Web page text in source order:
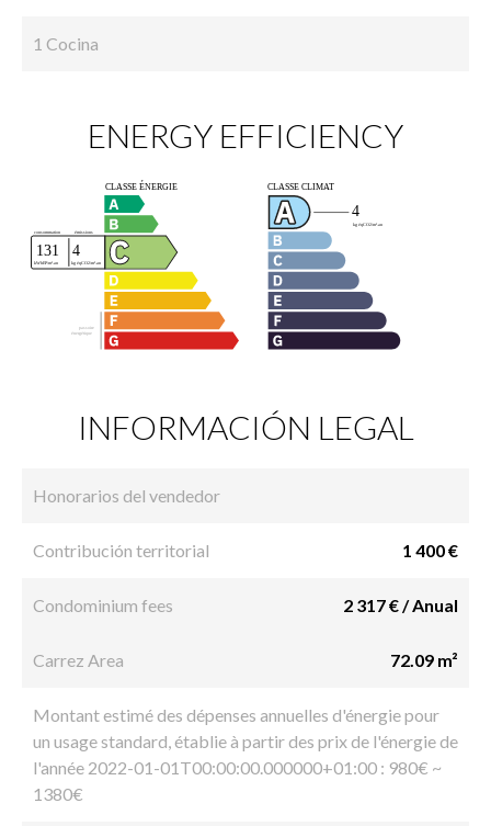
1 Cocina
ENERGY EFFICIENCY
INFORMACIÓN LEGAL
Honorarios del vendedor
Contribución territorial 1 400 €
Condominium fees 2 317 € / Anual
Carrez Area 72.09 m²
Montant estimé des dépenses annuelles d'énergie pour
un usage standard, établie à partir des prix de l'énergie de
l'année 2022-01-01T00:00:00.000000+01:00 : 980€ ~
1380€